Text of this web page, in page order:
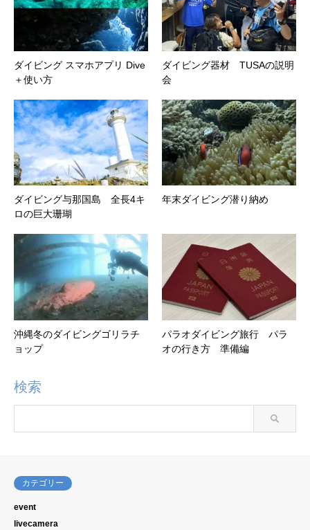
ダイビング スマホアプリ Dive
＋使い方
ダイビング器材 TUSAの説明
会
ダイビング与那国島 全長4キ
ロの巨大珊瑚
年末ダイビング潜り納め
沖縄冬のダイビングゴリラチ
ョップ
パラオダイビング旅行 パラ
オの行き方 準備編
検索
カテゴリー
event
livecamera